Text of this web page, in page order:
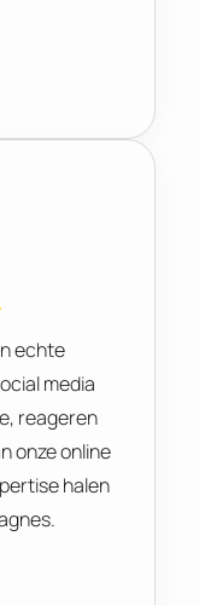
echte
media
reageren
onze online
halen